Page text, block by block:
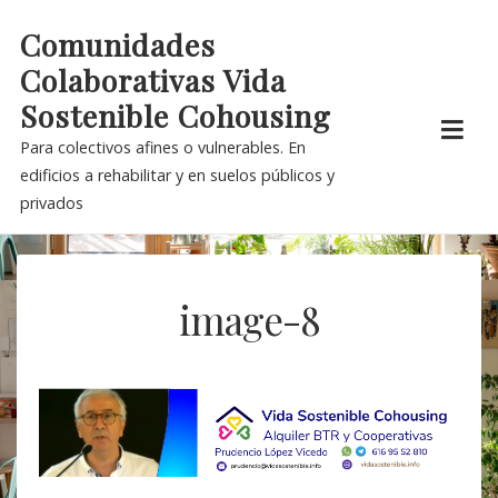
content
Comunidades
Colaborativas Vida
Sostenible Cohousing
Para colectivos afines o vulnerables. En
edificios a rehabilitar y en suelos públicos y
privados
image-8